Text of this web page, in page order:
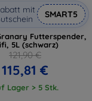
mit
SMART5
Futterspender,
5L (schwarz)
121,90 €
115,81 €
Lager > 5 Stk.